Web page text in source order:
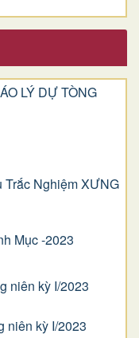
LÝ DỰ TÒNG
Trắc Nghiệm XƯNG
Mục -2023
niên kỳ I/2023
niên kỳ I/2023